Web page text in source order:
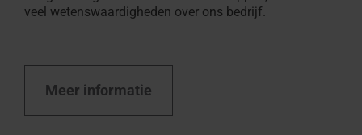
veel wetenswaardigheden over ons bedrijf.
Meer informatie